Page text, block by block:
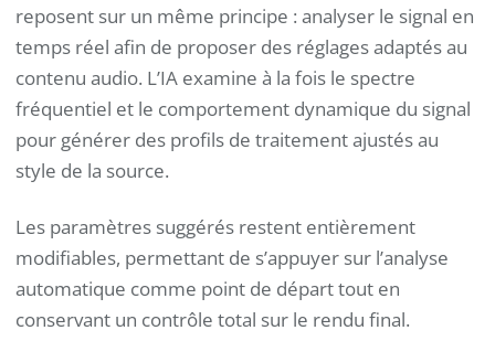
reposent sur un même principe : analyser le signal en
temps réel afin de proposer des réglages adaptés au
contenu audio. L’IA examine à la fois le spectre
fréquentiel et le comportement dynamique du signal
pour générer des profils de traitement ajustés au
style de la source.
Les paramètres suggérés restent entièrement
modifiables, permettant de s’appuyer sur l’analyse
automatique comme point de départ tout en
conservant un contrôle total sur le rendu final.